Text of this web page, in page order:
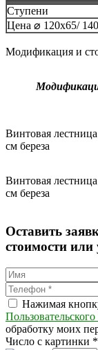
Ступени
Цена ⌀ 120x65/
Модификация и
Винтовая
см береза
Винтовая
см береза
Оставить
стоимости или
Нажимая
обработку моих
Число с картинки *